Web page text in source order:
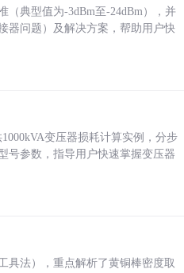
典型值为-3dBm至-24dBm），并
器问题）及解决方案，帮助用户快
变压器损耗计算实例，分步
号参数，指导用户快速掌握变压器
具法），重点解析了黄铜棒密度取